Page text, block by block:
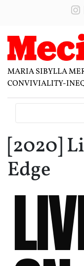
MARIA SIBYLLA
CONVIVIALITY-
[2020]
Edge